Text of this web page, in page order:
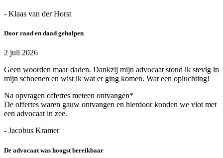
- Klaas van der Horst
Door raad en daad geholpen
2 juli 2026
Geen woorden maar daden. Dankzij mijn advocaat stond ik stevig in
mijn schoenen en wist ik wat er ging komen. Wat een opluchting!
Na opvragen offertes meteen ontvangen*
De offertes waren gauw ontvangen en hierdoor konden we vlot met
een advocaat in zee.
- Jacobus Kramer
De advocaat was hoogst bereikbaar